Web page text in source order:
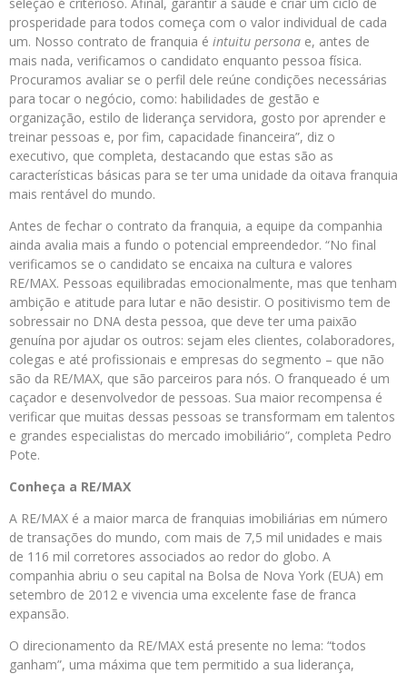
prosperidade para todos começa com o valor individual de cada
um. Nosso contrato de franquia é intuitu persona e, antes de
mais nada, verificamos o candidato enquanto pessoa física.
Procuramos avaliar se o perfil dele reúne condições necessárias
para tocar o negócio, como: habilidades de gestão e
organização, estilo de liderança servidora, gosto por aprender e
treinar pessoas e, por fim, capacidade financeira”, diz o
executivo, que completa, destacando que estas são as
características básicas para se ter uma unidade da oitava franquia
mais rentável do mundo.
Antes de fechar o contrato da franquia, a equipe da companhia
ainda avalia mais a fundo o potencial empreendedor. “No final
verificamos se o candidato se encaixa na cultura e valores
RE/MAX. Pessoas equilibradas emocionalmente, mas que tenham
ambição e atitude para lutar e não desistir. O positivismo tem de
sobressair no DNA desta pessoa, que deve ter uma paixão
genuína por ajudar os outros: sejam eles clientes, colaboradores,
colegas e até profissionais e empresas do segmento – que não
são da RE/MAX, que são parceiros para nós. O franqueado é um
caçador e desenvolvedor de pessoas. Sua maior recompensa é
verificar que muitas dessas pessoas se transformam em talentos
e grandes especialistas do mercado imobiliário”, completa Pedro
Pote.
Conheça a RE/MAX
A RE/MAX é a maior marca de franquias imobiliárias em número
de transações do mundo, com mais de 7,5 mil unidades e mais
de 116 mil corretores associados ao redor do globo. A
companhia abriu o seu capital na Bolsa de Nova York (EUA) em
setembro de 2012 e vivencia uma excelente fase de franca
expansão.
O direcionamento da RE/MAX está presente no lema: “todos
ganham”, uma máxima que tem permitido a sua liderança,